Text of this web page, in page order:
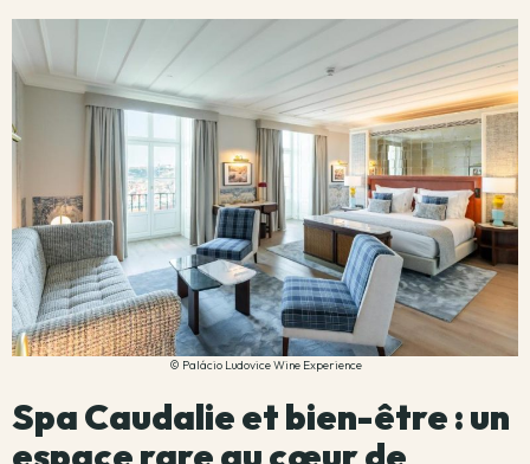
© Palácio Ludovice Wine Experience
Spa Caudalie et bien-être : un